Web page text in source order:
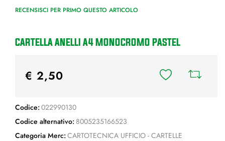
RECENSISCI PER PRIMO QUESTO ARTICOLO
CARTELLA ANELLI A4 MONOCROMO PASTEL
€ 2,50
Codice: 022990130
Codice alternativo: 8005235166523
Categoria Merc: CARTOTECNICA UFFICIO - CARTELLE